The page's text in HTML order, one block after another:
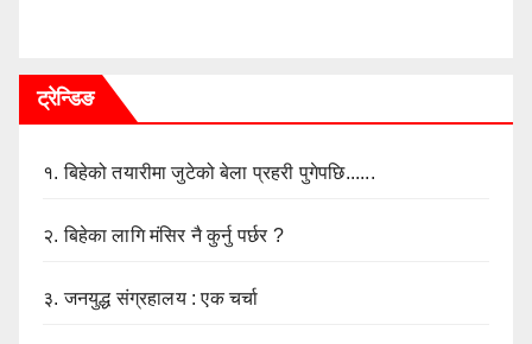
ट्रेन्डिङ
१.बिहेको तयारीमा जुटेको बेला प्रहरी पुगेपछि......
२.बिहेका लागि मंसिर नै कुर्नु पर्छर ?
३.जनयुद्ध संग्रहालय : एक चर्चा